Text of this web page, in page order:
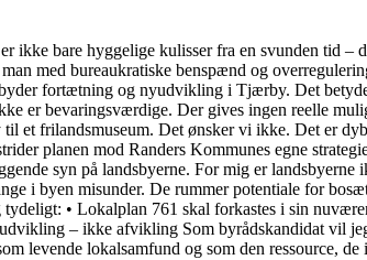
ikke bare hyggelige kulisser fra en svunden tid
med bureaukratiske benspænd og
fortætning og nyudvikling i Tjærby. Det
er bevaringsværdige. Der gives ingen reelle
et frilandsmuseum. Det ønsker vi ikke. Det er
planen mod Randers Kommunes egne
syn på landsbyerne. For mig er landsbyerne
i byen misunder. De rummer potentiale for
• Lokalplan 761 skal forkastes i sin
– ikke afvikling Som byrådskandidat vil
levende lokalsamfund og som den ressource, de